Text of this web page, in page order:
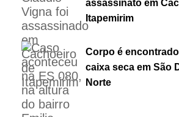
assassinato em
Itapemirim
Corpo é
caixa seca em São
Norte